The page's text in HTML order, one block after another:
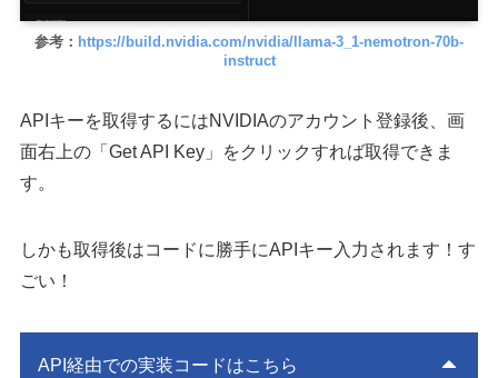
参考： https://build.nvidia.com/nvidia/llama-3_1-nemotron-70b-
instruct
APIキーを取得するにはNVIDIAのアカウント登録後、画
面右上の「Get API Key」をクリックすれば取得できま
す。
しかも取得後はコードに勝手にAPIキー入力されます！す
ごい！
API経由での実装コードはこちら